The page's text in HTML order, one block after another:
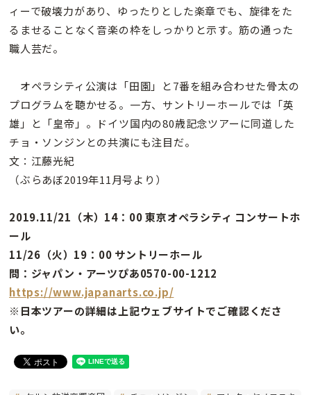
ィーで破壊力があり、ゆったりとした楽章でも、旋律をた
るませることなく音楽の枠をしっかりと示す。筋の通った
職人芸だ。
オペラシティ公演は「田園」と7番を組み合わせた骨太の
プログラムを聴かせる。一方、サントリーホールでは「英
雄」と「皇帝」。ドイツ国内の80歳記念ツアーに同道した
チョ・ソンジンとの共演にも注目だ。
文：江藤光紀
（ぶらあぼ2019年11月号より）
2019.11/21（木）14：00 東京オペラシティ コンサートホ
ール
11/26（火）19：00 サントリーホール
問：ジャパン・アーツぴあ0570-00-1212
https://www.japanarts.co.jp/
※日本ツアーの詳細は上記ウェブサイトでご確認くださ
い。